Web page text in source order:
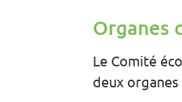
Organes
Le Comité
deux